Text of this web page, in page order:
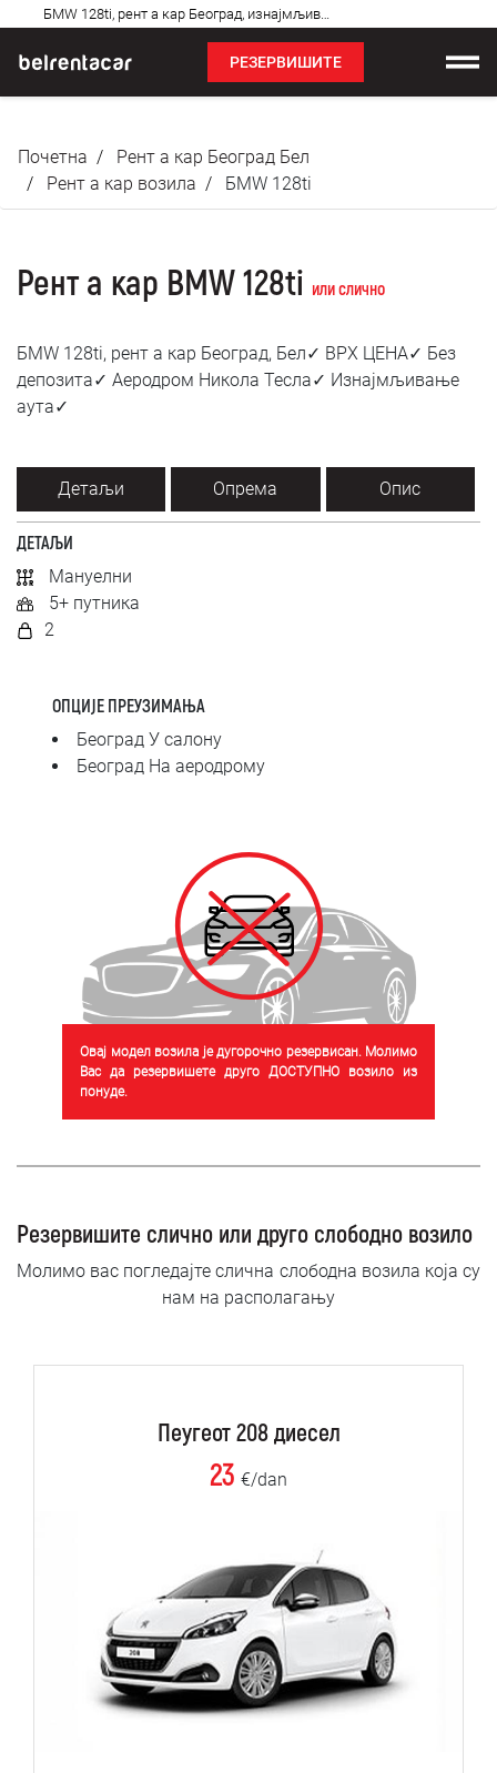
БМW 128ti, рент а кар Београд, изнајмљивање аута: Бел✓
питања
РЕЗЕРВИШИТЕ
Цене
О нама
Најчешћа питања
Блог
SRPSKI
СРПСКИ
ENGLISH
Почетна
Рент а кар Београд Бел
Рент а кар возила
БМW 128ti
Рент а кар BMW 128ti или слично
БМW 128ti, рент а кар Београд, Бел✓ ВРХ ЦЕНА✓ Без
депозита✓ Аеродром Никола Тесла✓ Изнајмљивање
аута✓
Детаљи Опрема Опис
ДЕТАЉИ
Мануелни
5+ путника
2
ОПЦИЈЕ ПРЕУЗИМАЊА
Београд У салону
Београд На аеродрому
Овај модел возила је дугорочно резервисан. Молимо
Вас да резервишете друго ДОСТУПНО возило из
понуде.
Резервишите слично или друго слободно возило
Молимо вас погледајте слична слободна возила која су
нам на располагању
Пеугеот 208 диесел
23 €/dan